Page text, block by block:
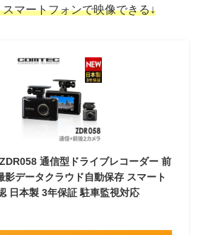
マートフォンで映像できる↓
通信型ドライブレコーダー 前
影データクラウド自動保存 スマート
日本製 3年保証 駐車監視対応